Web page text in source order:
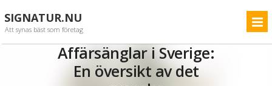
SIGNATUR.NU
Att synas bäst som företag
Affärsänglar i Sverige:
En översikt av det